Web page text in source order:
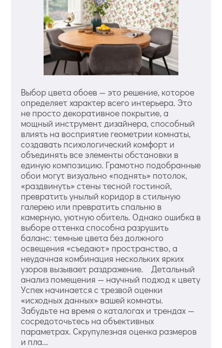
Выбор цвета обоев — это решение, которое
определяет характер всего интерьера. Это
не просто декоративное покрытие, а
мощный инструмент дизайнера, способный
влиять на восприятие геометрии комнаты,
создавать психологический комфорт и
объединять все элементы обстановки в
единую композицию. Грамотно подобранные
обои могут визуально «поднять» потолок,
«раздвинуть» стены тесной гостиной,
превратить унылый коридор в стильную
галерею или превратить спальню в
камерную, уютную обитель. Однако ошибка в
выборе оттенка способна разрушить
баланс: темные цвета без должного
освещения «съедают» пространство, а
неудачная комбинация нескольких ярких
узоров вызывает раздражение. Детальный
анализ помещения — научный подход к цвету
Успех начинается с трезвой оценки
«исходных данных» вашей комнаты.
Забудьте на время о каталогах и трендах —
сосредоточьтесь на объективных
параметрах. Скрупулезная оценка размеров
и пла...